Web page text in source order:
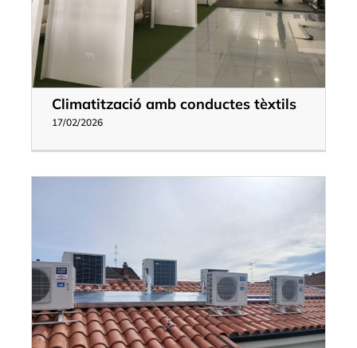
Climatització amb conductes tèxtils
17/02/2026